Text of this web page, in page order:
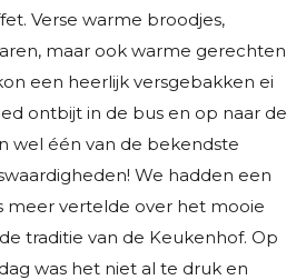
Verse warme broodjes,
maar ook warme gerechten
een heerlijk versgebakken ei
ontbijt in de bus en op naar de
wel één van de bekendste
We hadden een
meer vertelde over het mooie
traditie van de Keukenhof. Op
was het niet al te druk en